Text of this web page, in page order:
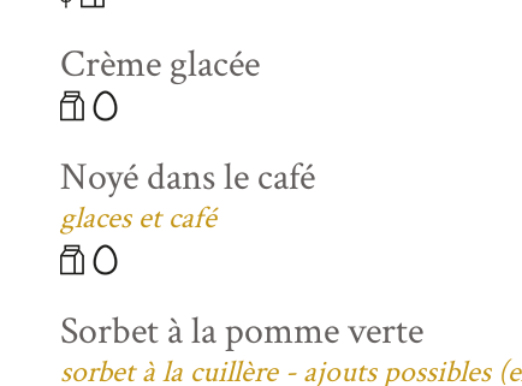
Crème glacée
Noyé dans le café
glaces et café
Sorbet à la pomme verte
sorbet à la cuillère - ajouts possibles